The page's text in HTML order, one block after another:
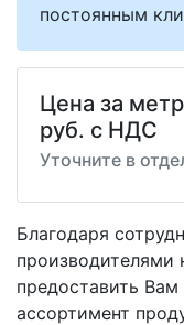
постоянным
Цена за
руб. с НДС
Уточните в
Благодаря
предоставить Вам
ассортимент